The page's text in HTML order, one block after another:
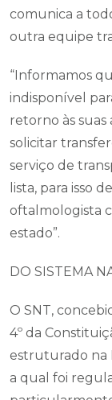
comunica a
outra equipe
“Informamos
indisponível
retorno às
solicitar
serviço de
lista, para isso
oftalmologista
estado”.
DO SISTEMA
O SNT,
4º da
estruturado na
a qual foi